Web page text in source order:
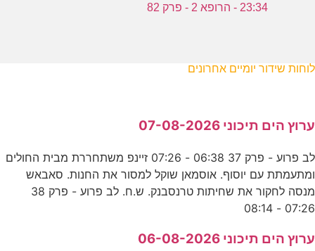
23:34 - הרופא 2 - פרק 82
לוחות שידור יומיים אחרונים
ערוץ הים תיכוני 07-08-2026
לב פרוע - פרק 37 06:38 - 07:26 זיינפ משתחררת מבית החולים
ומתעמתת עם יוסוף. אוסמאן שוקל למסור את החנות. סאבאש
מנסה לחקור את שחיתות טרנסבנק. ש.ח. לב פרוע - פרק 38
07:26 - 08:14
ערוץ הים תיכוני 06-08-2026